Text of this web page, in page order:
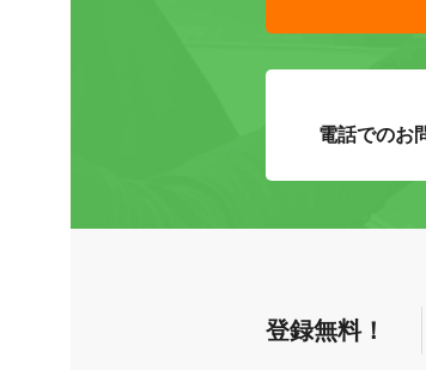
電話でのお
登録無料！